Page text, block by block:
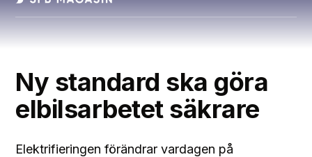
Ny standard ska göra
elbilsarbetet säkrare
Elektrifieringen förändrar vardagen på